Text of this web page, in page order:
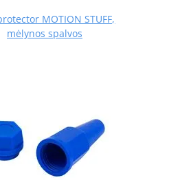
MOTION STUFF,
mėlynos spalvos